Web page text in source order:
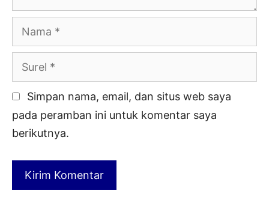
Nama
Surel
Simpan nama, email, dan situs web saya
pada peramban ini untuk komentar saya
berikutnya.